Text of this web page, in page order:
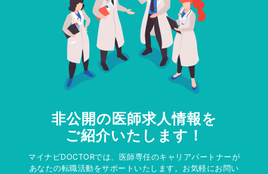
非公開の医師求人情報を
ご紹介いたします！
マイナビDOCTORでは、医師専任のキャリアパートナーが
あなたの転職活動をサポートいたします。お気軽にお問い